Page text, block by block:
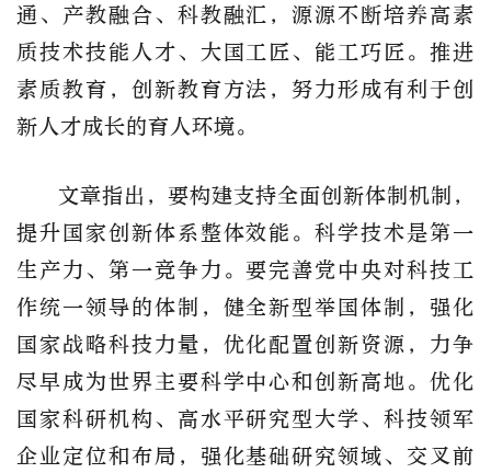
通、产教融合、科教融汇，源源不断培养高素
质技术技能人才、大国工匠、能工巧匠。推进
素质教育，创新教育方法，努力形成有利于创
新人才成长的育人环境。
文章指出，要构建支持全面创新体制机制，
提升国家创新体系整体效能。科学技术是第一
生产力、第一竞争力。要完善党中央对科技工
作统一领导的体制，健全新型举国体制，强化
国家战略科技力量，优化配置创新资源，力争
尽早成为世界主要科学中心和创新高地。优化
国家科研机构、高水平研究型大学、科技领军
企业定位和布局，强化基础研究领域、交叉前